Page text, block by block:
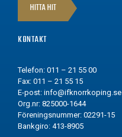
HITTA HIT
KONTAKT
Telefon: 011 – 21 55 00
Fax: 011 – 21 55 15
E-post: info@ifknorrkoping.se
Org.nr: 825000-1644
Föreningsnummer: 02291-15
Bankgiro: 413-8905